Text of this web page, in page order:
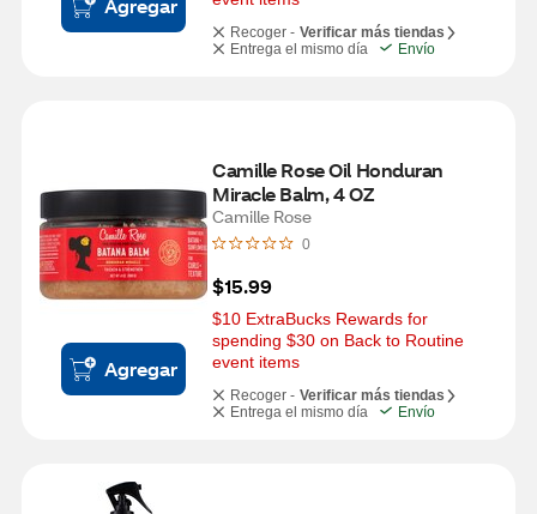
Agregar
Recoger - Verificar más tiendas
Entrega el mismo día
Envío
Agregar
Camille Rose Oil Honduran
Miracle Balm, 4 OZ
Camille Rose
0
$15.99
$10 ExtraBucks Rewards for
spending $30 on Back to Routine
event items
Recoger - Verificar más tiendas
Entrega el mismo día
Envío